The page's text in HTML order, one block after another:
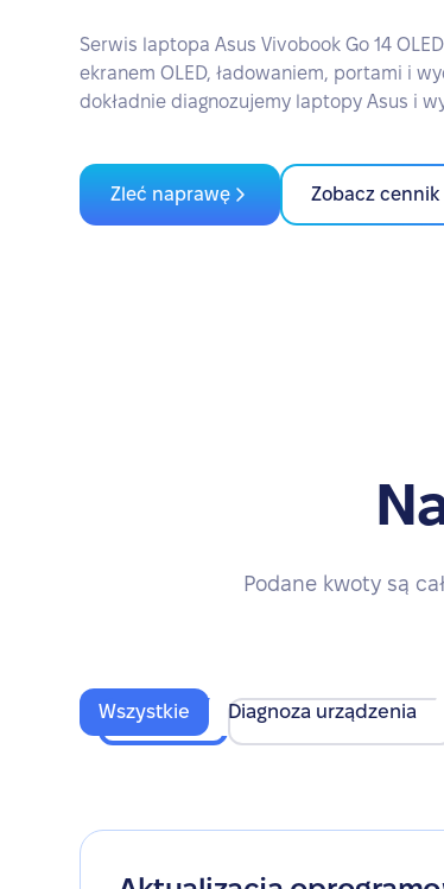
Serwis laptopa Asus Vivobook Go 14
ekranem OLED, ładowaniem, portami i
dokładnie diagnozujemy laptopy Asus i
Zleć naprawę Zobacz cennik
Podane kwoty są
Wszystkie Diagnoza urządzenia